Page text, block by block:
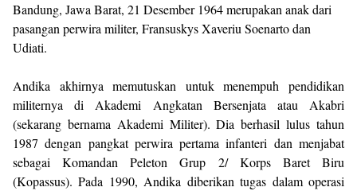
Bandung, Jawa Barat, 21 Desember 1964 merupakan anak dari
pasangan perwira militer, Fransuskys Xaveriu Soenarto dan
Udiati.
Andika akhirnya memutuskan untuk menempuh pendidikan
militernya di Akademi Angkatan Bersenjata atau Akabri
(sekarang bernama Akademi Militer). Dia berhasil lulus tahun
1987 dengan pangkat perwira pertama infanteri dan menjabat
sebagai Komandan Peleton Grup 2/ Korps Baret Biru
(Kopassus). Pada 1990, Andika diberikan tugas dalam operasi